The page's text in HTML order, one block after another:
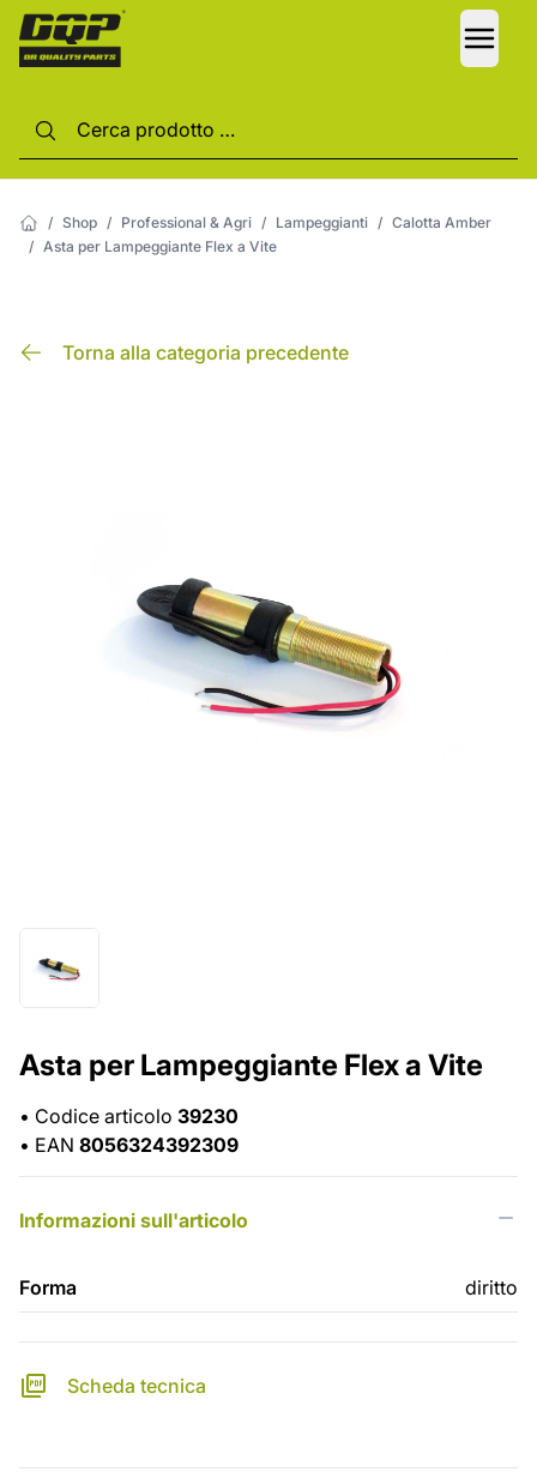
/ Shop / Professional & Agri / Lampeggianti / Calotta Amber
/ Asta per Lampeggiante Flex a Vite
Torna alla categoria precedente
Asta per Lampeggiante Flex a Vite
• Codice articolo 39230
• EAN 8056324392309
Informazioni sull'articolo
Forma diritto
Scheda tecnica